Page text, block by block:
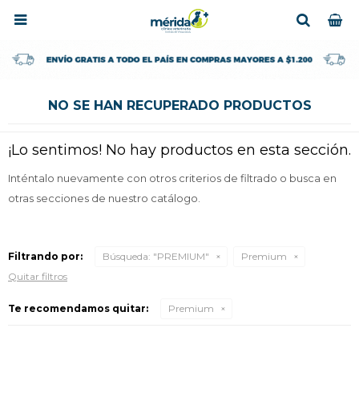

NO SE HAN RECUPERADO PRODUCTOS
¡Lo sentimos! No hay productos en esta sección.
Inténtalo nuevamente con otros criterios de filtrado o busca en
otras secciones de nuestro catálogo.
Filtrando por: Búsqueda: "PREMIUM"
Premium
Quitar filtros
Te recomendamos quitar: Premium